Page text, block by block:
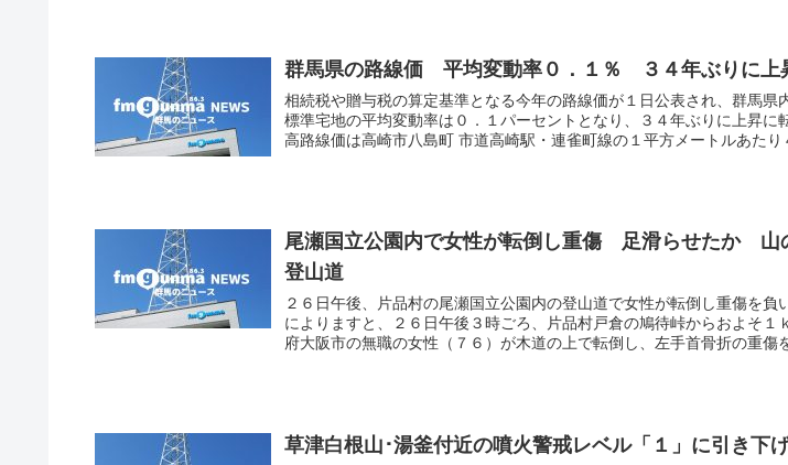
群馬県の路線価 平均変動率０．１％ ３４年ぶりに上
相続税や贈与税の算定基準となる今年の路線価が１日公表され、群馬県
標準宅地の平均変動率は０．１パーセントとなり、３４年ぶりに上昇に
高路線価は高崎市八島町 市道高崎駅・連雀町線の１平方メートルあたり
尾瀬国立公園内で女性が転倒し重傷 足滑らせたか 山
登山道
２６日午後、片品村の尾瀬国立公園内の登山道で女性が転倒し重傷を負
によりますと、２６日午後３時ごろ、片品村戸倉の鳩待峠からおよそ１
府大阪市の無職の女性（７６）が木道の上で転倒し、左手首骨折の重傷
草津白根山･湯釜付近の噴火警戒レベル「１」に引き下